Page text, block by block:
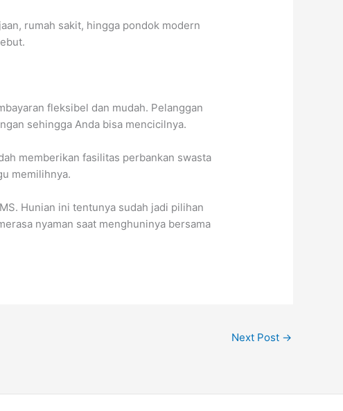
rumah sakit, hingga pondok modern
fleksibel dan mudah. Pelanggan
sehingga Anda bisa mencicilnya.
memberikan fasilitas perbankan swasta
memilihnya.
Hunian ini tentunya sudah jadi pilihan
nyaman saat menghuninya bersama
Next Post →